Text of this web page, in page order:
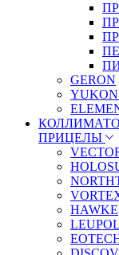
GERON
YUKON
ПРИЦЕЛЫ
HAWKE